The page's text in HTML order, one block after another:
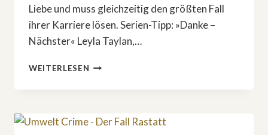
Liebe und muss gleichzeitig den größten Fall
ihrer Karriere lösen. Serien-Tipp: »Danke –
Nächster« Leyla Taylan,…
WEITERLESEN SERIEN-
»DANKE